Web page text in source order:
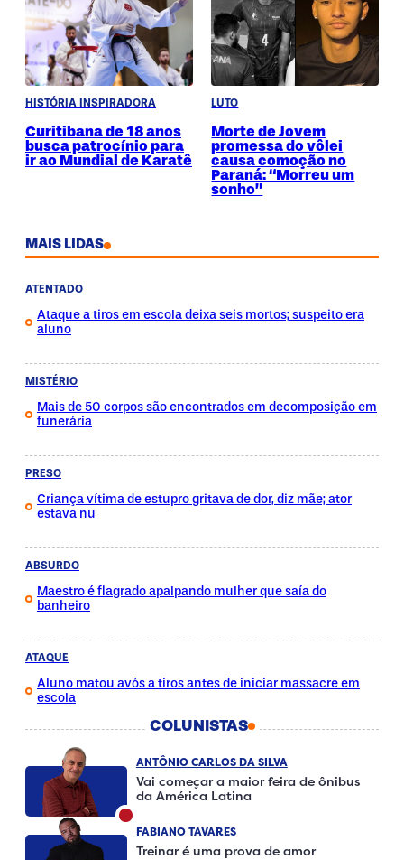
HISTÓRIA INSPIRADORA
Curitibana de 18 anos
busca patrocínio para
ir ao Mundial de Karatê
LUTO
Morte de Jovem
promessa do vôlei
causa comoção no
Paraná: “Morreu um
sonho”
MAIS LIDAS
ATENTADO
Ataque a tiros em escola deixa seis mortos; suspeito era
aluno
MISTÉRIO
Mais de 50 corpos são encontrados em decomposição em
funerária
PRESO
Criança vítima de estupro gritava de dor, diz mãe; ator
estava nu
ABSURDO
Maestro é flagrado apalpando mulher que saía do
banheiro
ATAQUE
Aluno matou avós a tiros antes de iniciar massacre em
escola
COLUNISTAS
ANTÔNIO CARLOS DA SILVA
Vai começar a maior feira de ônibus
da América Latina
FABIANO TAVARES
Treinar é uma prova de amor